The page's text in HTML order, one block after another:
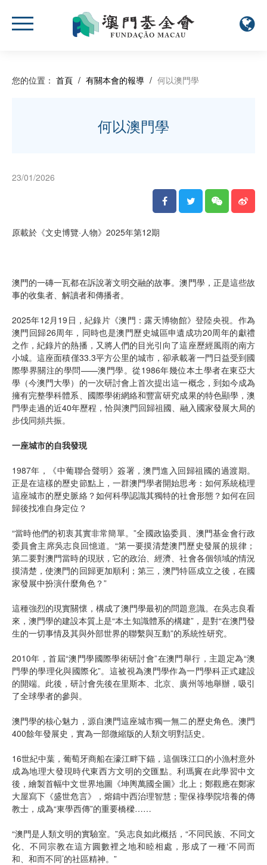
您的位置： 首頁 / 有關本會的報導 / 何以澳門學
何以澳門學
23/01/2026
原載於《文史博覽·人物》2025年第12期
澳門的一磚一瓦都在訴說著文明交融的故事。澳門學，正是這些故
事的收集者、解讀者和傳播者。
2025年12月19日，紀錄片《澳門：露天博物館》登陸央視。作為
澳門回歸26周年，同時也是澳門歷史城區申遺成功20周年的獻禮
之作，紀錄片的熱播，又將人們的目光引向了這座歷經風雨的南方
小城。這座面積僅33.3平方公里的城市，卻承載著一門日益受到國
際學界關注的學問——澳門學。從1986年幾位本土學者在東亞大
學（今澳門大學）的一次研討會上首次提出這一概念，到如今成為
擁有完整學科體系、國際學術網絡和豐富研究成果的特色顯學，澳
門學走過的近40年歷程，恰與澳門回歸祖國、融入國家發展大局的
步伐同頻共振。
一座城市的自我發現
1987年，《中葡聯合聲明》簽署，澳門進入回歸祖國的過渡期。
正是在這樣的歷史節點上，一群澳門學者開始思考：如何系統梳理
這座城市的歷史脈絡？如何科學認識其獨特的社會形態？如何在回
歸後找准自身定位？
“當時他們的初衷其實非常簡單。”全國政協委員、澳門基金會行政
委員會主席吳志良回憶道。“第一要摸清楚澳門歷史發展的規律；
第二要對澳門當時的現狀，它的政治、經濟、社會各個領域的情況
摸清楚，使澳門的回歸更加順利；第三，澳門特區成立之後，在國
家發展中扮演什麼角色？”
這種強烈的現實關懷，構成了澳門學最初的問題意識。在吳志良看
來，澳門學的建設本質上是“本土知識體系的構建”，是對“在澳門發
生的一切事情及其與外部世界的聯繫與互動”的系統性研究。
2010年，首屆“澳門學國際學術研討會”在澳門舉行，主題定為“澳
門學的學理化與國際化”。這被視為澳門學作為一門學科正式建設
的開端。此後，研討會先後在里斯本、北京、廣州等地舉辦，吸引
了全球學者的參與。
澳門學的核心魅力，源自澳門這座城市獨一無二的歷史角色。澳門
400餘年發展史，實為一部微縮版的人類文明對話史。
16世紀中葉，葡萄牙商船在濠江畔下錨，這個珠江口的小漁村意外
成為地理大發現時代東西方文明的交匯點。利瑪竇在此學習中文
後，繪製首幅中文世界地圖《坤輿萬國全圖》北上；鄭觀應在鄭家
大屋寫下《盛世危言》，熔鑄中西治理智慧；聖保祿學院培養的傳
教士，成為“東學西傳”的重要橋樑……
“澳門是人類文明的實驗室。”吳志良如此概括，“不同民族、不同文
化、不同宗教在這方圓數裡之地和睦相處，形成了一種‘不同而
和、和而不同’的社區精神。”